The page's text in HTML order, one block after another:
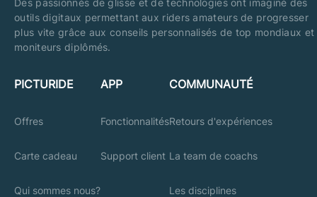
outils digitaux permettant aux riders amateurs de progresser
plus vite grâce aux conseils personnalisés de top mondiaux et
moniteurs diplômés.
PICTURIDE
Offres
Carte cadeau
Qui sommes nous?
APP
Fonctionnalités
Support client
COMMUNAUTÉ
Retours d'expériences
La team de coachs
Les disciplines